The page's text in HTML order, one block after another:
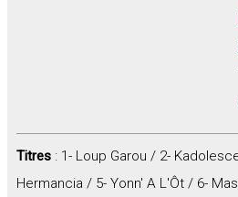
Titres : 1- Loup Garou / 2-
Hermancia / 5- Yonn' A L'Ôt / 6-